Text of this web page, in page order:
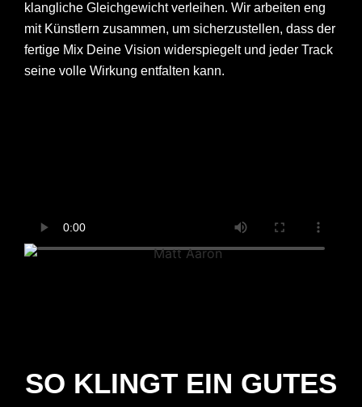
klangliche Gleichgewicht verleihen. Wir arbeiten eng
mit Künstlern zusammen, um sicherzustellen, dass der
fertige Mix Deine Vision widerspiegelt und jeder Track
seine volle Wirkung entfalten kann.
SO KLINGT EIN GUTES